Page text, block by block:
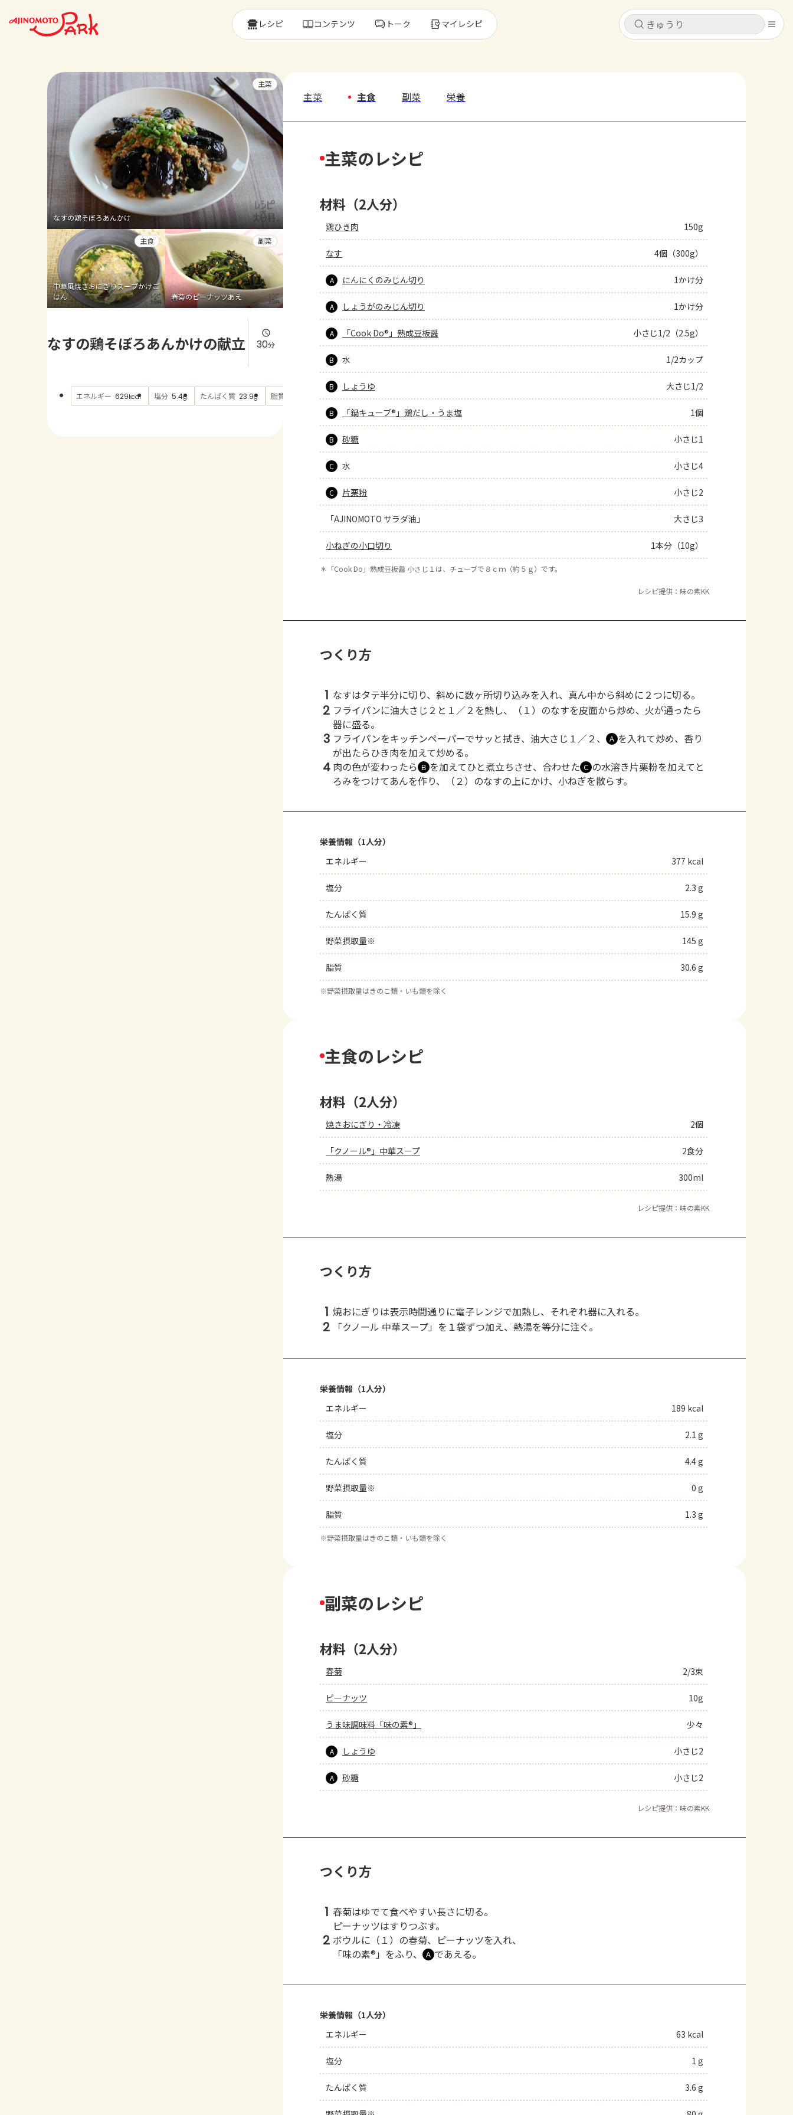
キャンセル
よくあるお問い合わせ
お買い物
キャンセル
レシピ コンテンツ トーク マイレシピ
なすの鶏そぼろあんかけ
主菜
中華風焼きおにぎりスープかけご
はん
主食
春菊のピーナッツあえ
副菜
なすの鶏そぼろあんかけの献立 30分
エネルギー 629kcal 塩分 5.4g たんぱく質 23.9g 脂質 もっと見る
主菜 主食 副菜 栄養
主菜のレシピ
材料（2人分）
鶏ひき肉 150g
なす 4個（300g）
A にんにくのみじん切り 1かけ分
A しょうがのみじん切り 1かけ分
A 「Cook Do®」熟成豆板醤 小さじ1/2（2.5g）
B 水 1/2カップ
B しょうゆ 大さじ1/2
B 「鍋キューブ®」鶏だし・うま塩 1個
B 砂糖 小さじ1
C 水 小さじ4
C 片栗粉 小さじ2
「AJINOMOTO サラダ油」 大さじ3
小ねぎの小口切り 1本分（10g）
＊ 「Cook Do」熟成豆板醤 小さじ１は、チューブで８ｃｍ（約５ｇ）です。
レシピ提供：味の素KK
つくり方
1 なすはタテ半分に切り、斜めに数ヶ所切り込みを入れ、真ん中から斜めに２つに切る。
2 フライパンに油大さじ２と１／２を熱し、（１）のなすを皮面から炒め、火が通ったら
器に盛る。
3 フライパンをキッチンペーパーでサッと拭き、油大さじ１／２、 Ａ を入れて炒め、香り
が出たらひき肉を加えて炒める。
4 肉の色が変わったら Ｂ を加えてひと煮立ちさせ、合わせた Ｃ の水溶き片栗粉を加えてと
ろみをつけてあんを作り、（２）のなすの上にかけ、小ねぎを散らす。
栄養情報（1人分）
エネルギー
377 kcal
塩分 2.3 g
たんぱく質 15.9 g
野菜摂取量※ 145 g
脂質 30.6 g
※野菜摂取量はきのこ類・いも類を除く
主食のレシピ
材料（2人分）
焼きおにぎり・冷凍 2個
「クノール®」中華スープ 2食分
熱湯 300ml
レシピ提供：味の素KK
つくり方
1 焼おにぎりは表示時間通りに電子レンジで加熱し、それぞれ器に入れる。
2 「クノール 中華スープ」を１袋ずつ加え、熱湯を等分に注ぐ。
栄養情報（1人分）
エネルギー
189 kcal
塩分 2.1 g
たんぱく質 4.4 g
野菜摂取量※ 0 g
脂質 1.3 g
※野菜摂取量はきのこ類・いも類を除く
副菜のレシピ
材料（2人分）
春菊 2/3束
ピーナッツ 10g
うま味調味料「味の素®」 少々
A しょうゆ 小さじ2
A 砂糖 小さじ2
レシピ提供：味の素KK
つくり方
1 春菊はゆでて食べやすい長さに切る。
ピーナッツはすりつぶす。
2 ボウルに（１）の春菊、ピーナッツを入れ、
「味の素®」をふり、
Ａ であえる。
栄養情報（1人分）
エネルギー
63 kcal
塩分 1 g
たんぱく質 3.6 g